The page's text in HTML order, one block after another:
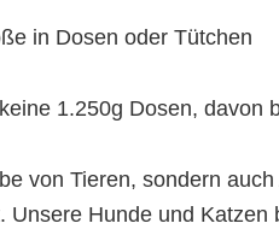
in Dosen oder Tütchen
1.250g Dosen, davon
von Tieren, sondern
Hunde und